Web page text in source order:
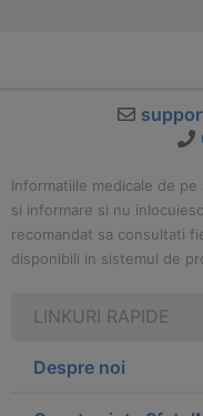
Informatiile medicale de
si informare si nu
recomandat sa consultati
disponibili in sistemul de
LINKURI RAPIDE
Despre noi